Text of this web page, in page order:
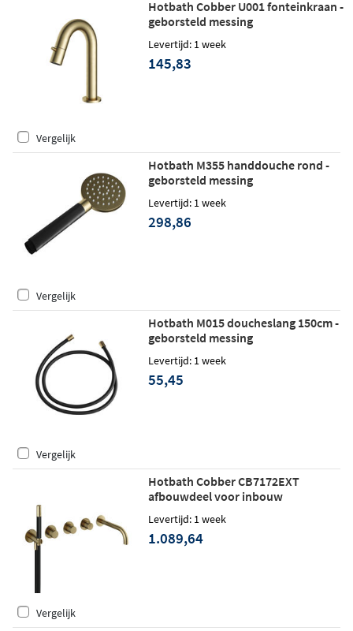
Hotbath Cobber U001 fonteinkraan -
geborsteld messing
Levertijd: 1 week
145,83
Vergelijk
Hotbath M355 handdouche rond -
geborsteld messing
Levertijd: 1 week
298,86
Vergelijk
Hotbath M015 doucheslang 150cm -
geborsteld messing
Levertijd: 1 week
55,45
Vergelijk
Hotbath Cobber CB7172EXT
afbouwdeel voor inbouw
badthermostaat met 2 stopkranen
en uitloop - geborsteld messing
Levertijd: 1 week
1.089,64
Vergelijk